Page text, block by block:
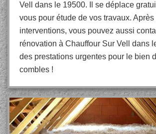
Vell dans le 19500. Il se déplace
vous pour étude de vos travaux. Après
interventions, vous pouvez aussi
rénovation à Chauffour Sur Vell dans
des prestations urgentes pour le bien
combles !